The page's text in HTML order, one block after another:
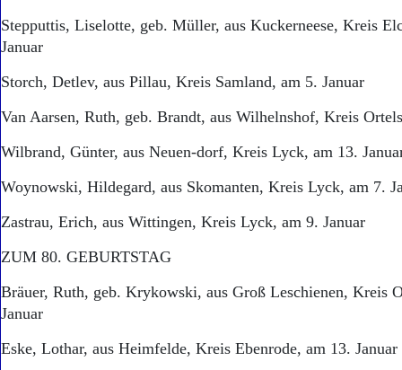
Stepputtis, Liselotte, geb. Müller, aus Kuckerneese, Kreis
Januar
Storch, Detlev, aus Pillau, Kreis Samland, am 5. Januar
Van Aarsen, Ruth, geb. Brandt, aus Wilhelnshof, Kreis
Wilbrand, Günter, aus Neuen-dorf, Kreis Lyck, am 13.
Woynowski, Hildegard, aus Skomanten, Kreis Lyck, am 7.
Zastrau, Erich, aus Wittingen, Kreis Lyck, am 9. Januar
ZUM 80. GEBURTSTAG
Bräuer, Ruth, geb. Krykowski, aus Groß Leschienen, Kreis
Januar
Eske, Lothar, aus Heimfelde, Kreis Ebenrode, am 13. Januar